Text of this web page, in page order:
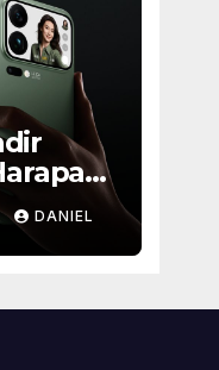
DANIEL